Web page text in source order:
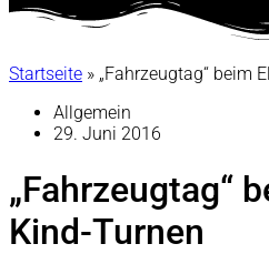
Startseite » „Fahrzeugtag“ beim
Allgemein
29. Juni 2016
„Fahrzeugtag“
Kind-Turnen